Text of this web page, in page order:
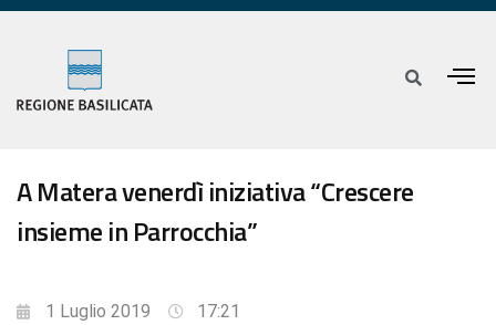
A Matera venerdì iniziativa “Crescere
insieme in Parrocchia”
1 Luglio 2019 17:21